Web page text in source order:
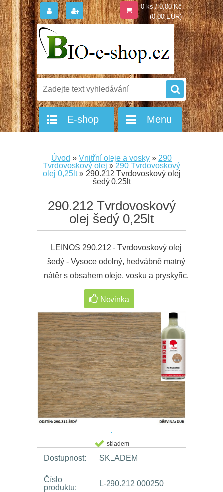
0 ks / 0,00 Kč
(0,00 EUR)
E-shop Menu
Úvod » Vnitřní oleje a vosky » 290
Tvrdovoskový olej » 290 Tvrdovoskový
olej 0,25lt » 290.212 Tvrdovoskový olej
šedý 0,25lt
290.212 Tvrdovoskový
olej šedý 0,25lt
LEINOS 290.212 - Tvrdovoskový olej
šedý - Vysoce odolný, hedvábně matný
nátěr s obsahem oleje, vosku a pryskyřic.
Novinka
skladem
Dostupnost: SKLADEM
Číslo
produktu:
L-290.212 000250